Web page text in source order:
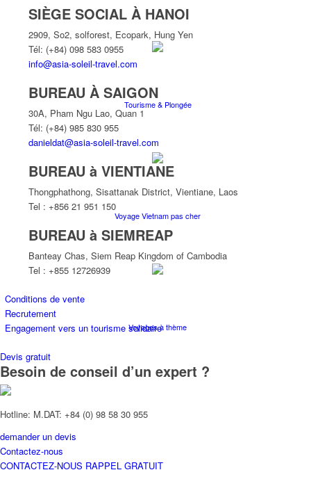
Tourisme & Plongée
Voyage Vietnam pas cher
Voyages à thème
SIÈGE SOCIAL À HANOI
2909, So2, solforest, Ecopark, Hung Yen
Tél: (+84) 098 583 0955
info@asia-soleil-travel.com
BUREAU À SAIGON
30A, Pham Ngu Lao, Quan 1
Tél: (+84) 985 830 955
danieldat@asia-soleil-travel.com
BUREAU à VIENTIANE
Thongphathong, Sisattanak District, Vientiane, Laos
Tel : +856 21 951 150
BUREAU à SIEMREAP
Banteay Chas, Siem Reap Kingdom of Cambodia
Tel : +855 12726939
Conditions de vente
Recrutement
Engagement vers un tourisme solidaire
Devis gratuit
Besoin de conseil d’un expert ?
Hotline: M.DAT: +84 (0) 98 58 30 955
demander un devis
Contactez-nous
CONTACTEZ-NOUS RAPPEL GRATUIT